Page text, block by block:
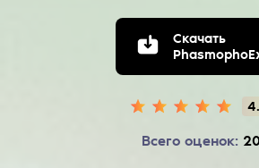
Скачать
Всего оценок: